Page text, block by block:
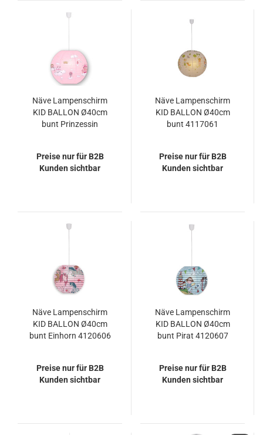
Näve Lampenschirm
KID BALLON Ø40cm
bunt Prinzessin
Preise nur für B2B
Kunden sichtbar
Näve Lampenschirm
KID BALLON Ø40cm
bunt 4117061
Preise nur für B2B
Kunden sichtbar
Näve Lampenschirm
KID BALLON Ø40cm
bunt Einhorn 4120606
Preise nur für B2B
Kunden sichtbar
Näve Lampenschirm
KID BALLON Ø40cm
bunt Pirat 4120607
Preise nur für B2B
Kunden sichtbar